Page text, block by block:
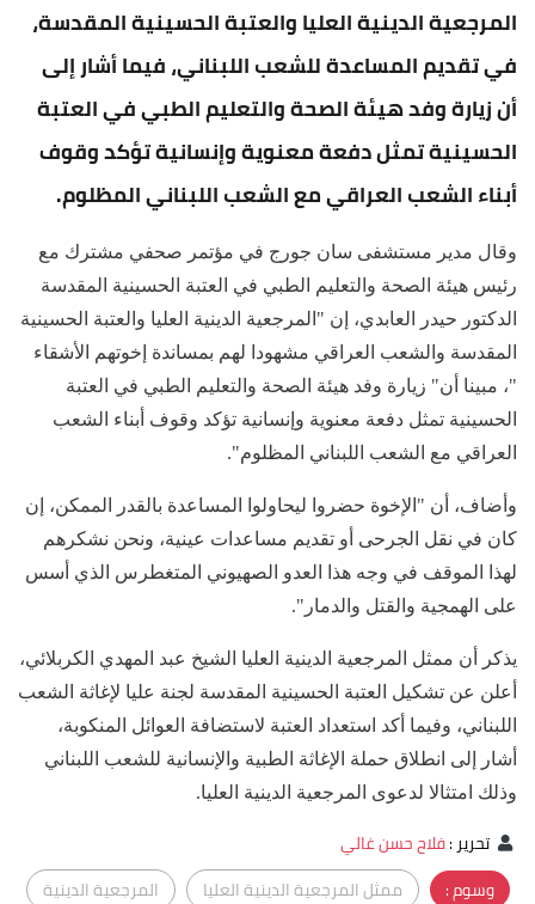
المرجعية الدينية العليا والعتبة الحسينية المقدسة،
في تقديم المساعدة للشعب اللبناني، فيما أشار إلى
أن زيارة وفد هيئة الصحة والتعليم الطبي في العتبة
الحسينية تمثل دفعة معنوية وإنسانية تؤكد وقوف
أبناء الشعب العراقي مع الشعب اللبناني المظلوم.
وقال مدير مستشفى سان جورج في مؤتمر صحفي مشترك مع
رئيس هيئة الصحة والتعليم الطبي في العتبة الحسينية المقدسة
الدكتور حيدر العابدي، إن "المرجعية الدينية العليا والعتبة الحسينية
المقدسة والشعب العراقي مشهودا لهم بمساندة إخوتهم الأشقاء
"، مبينا أن" زيارة وفد هيئة الصحة والتعليم الطبي في العتبة
الحسينية تمثل دفعة معنوية وإنسانية تؤكد وقوف أبناء الشعب
العراقي مع الشعب اللبناني المظلوم".
وأضاف، أن "الإخوة حضروا ليحاولوا المساعدة بالقدر الممكن، إن
كان في نقل الجرحى أو تقديم مساعدات عينية، ونحن نشكرهم
لهذا الموقف في وجه هذا العدو الصهيوني المتغطرس الذي أسس
على الهمجية والقتل والدمار".
يذكر أن ممثل المرجعية الدينية العليا الشيخ عبد المهدي الكربلائي،
أعلن عن تشكيل العتبة الحسينية المقدسة لجنة عليا لإغاثة الشعب
اللبناني، وفيما أكد استعداد العتبة لاستضافة العوائل المنكوبة،
أشار إلى انطلاق حملة الإغاثة الطبية والإنسانية للشعب اللبناني
وذلك امتثالا لدعوى المرجعية الدينية العليا.
تحرير:فلاح حسن غالي
وسوم :
ممثل المرجعية الدينية العليا
المرجعية الدينية